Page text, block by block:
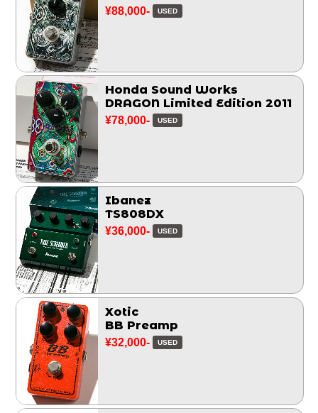
¥88,000- USED
Honda Sound Works
DRAGON Limited Edition 2011
¥78,000- USED
Ibanez
TS808DX
¥36,000- USED
Xotic
BB Preamp
¥32,000- USED